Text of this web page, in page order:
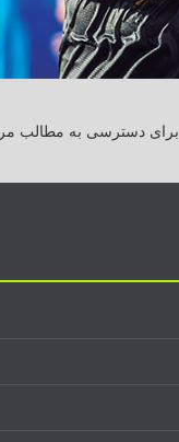
برای دسترسی به مطالب